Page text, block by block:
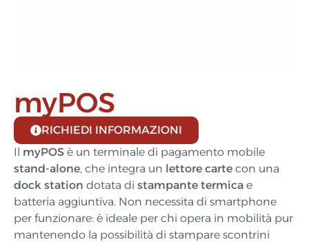
myPOS
RICHIEDI INFORMAZIONI
Il myPOS è un terminale di pagamento mobile
stand‑alone, che integra un lettore carte con una
dock station dotata di stampante termica e
batteria aggiuntiva. Non necessita di smartphone
per funzionare: è ideale per chi opera in mobilità pur
mantenendo la possibilità di stampare scontrini